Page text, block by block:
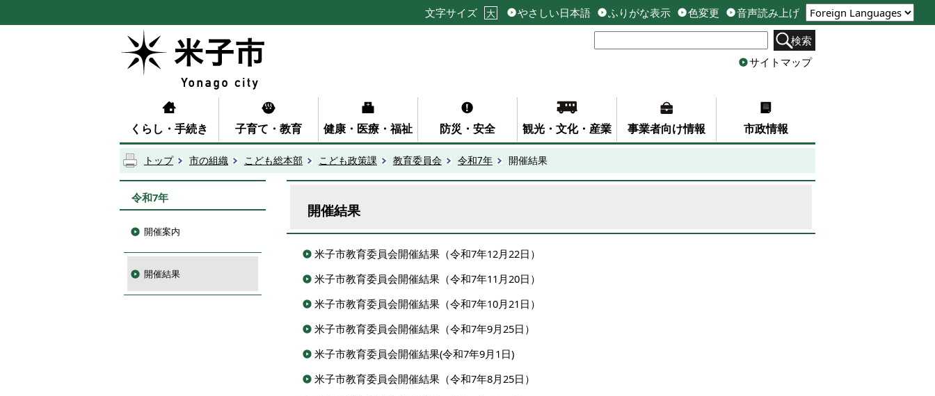
文字サイズ 大 やさしい日本語 ふりがな表示 色変更
音声読み上げ
検索
サイトマップ
くらし・手続き 子育て・教育 健康・医療・福祉 防災・安全 観光・文化・産業 事業者向け情報 市政情報
トップ 市の組織 こども総本部 こども政策課 教育委員会 令和7年 開催結果
令和7年
開催案内
開催結果
開催結果
米子市教育委員会開催結果（令和7年12月22日）
米子市教育委員会開催結果（令和7年11月20日）
米子市教育委員会開催結果（令和7年10月21日）
米子市教育委員会開催結果（令和7年9月25日）
米子市教育委員会開催結果(令和7年9月1日)
米子市教育委員会開催結果（令和7年8月25日）